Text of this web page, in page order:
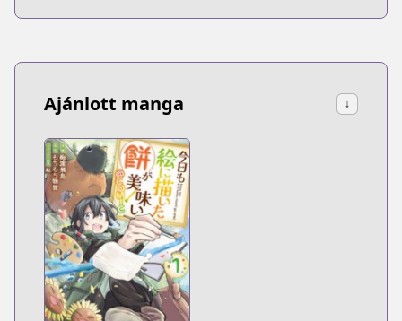
Ajánlott manga ↓